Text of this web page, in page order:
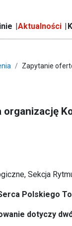
Aktualności
Zapytanie
Sekcja
Polskiego
dotyczy